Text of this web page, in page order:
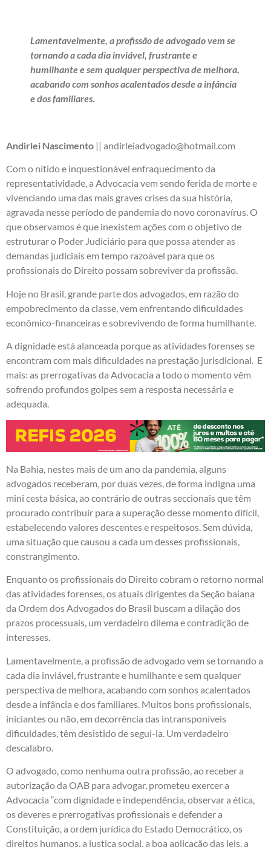
Lamentavelmente, a profissão de advogado vem se
tornando a cada dia inviável, frustrante e
humilhante e sem qualquer perspectiva de melhora,
acabando com sonhos acalentados desde a infância
e dos familiares.
Andirlei Nascimento || andirleiadvogado@hotmail.com
Com o nítido e inquestionável enfraquecimento da
representatividade, a Advocacia vem sendo ferida de morte e
vivenciando uma das mais graves crises da sua história,
agravada nesse período de pandemia do novo coronavírus. O
que observamos é que inexistem ações com o objetivo de
estruturar o Poder Judiciário para que possa atender as
demandas judiciais em tempo razoável para que os
profissionais do Direito possam sobreviver da profissão.
Hoje no Brasil, grande parte dos advogados, em razão do
empobrecimento da classe, vem enfrentando dificuldades
econômico-financeiras e sobrevivendo de forma humilhante.
A dignidade está alanceada porque as atividades forenses se
encontram com mais dificuldades na prestação jurisdicional. E
mais: as prerrogativas da Advocacia a todo o momento vêm
sofrendo profundos golpes sem a resposta necessária e
adequada.
Na Bahia, nestes mais de um ano da pandemia, alguns
advogados receberam, por duas vezes, de forma indigna uma
mini cesta básica, ao contrário de outras seccionais que têm
procurado contribuir para a superação desse momento difícil,
estabelecendo valores descentes e respeitosos. Sem dúvida,
uma situação que causou a cada um desses profissionais,
constrangimento.
Enquanto os profissionais do Direito cobram o retorno normal
das atividades forenses, os atuais dirigentes da Seção baiana
da Ordem dos Advogados do Brasil buscam a dilação dos
prazos processuais, um verdadeiro dilema e contradição de
interesses.
Lamentavelmente, a profissão de advogado vem se tornando a
cada dia inviável, frustrante e humilhante e sem qualquer
perspectiva de melhora, acabando com sonhos acalentados
desde a infância e dos familiares. Muitos bons profissionais,
iniciantes ou não, em decorrência das intransponíveis
dificuldades, têm desistido de segui-la. Um verdadeiro
descalabro.
O advogado, como nenhuma outra profissão, ao receber a
autorização da OAB para advogar, prometeu exercer a
Advocacia “com dignidade e independência, observar a ética,
os deveres e prerrogativas profissionais e defender a
Constituição, a ordem jurídica do Estado Democrático, os
direitos humanos, a justiça social, a boa aplicação das leis, a